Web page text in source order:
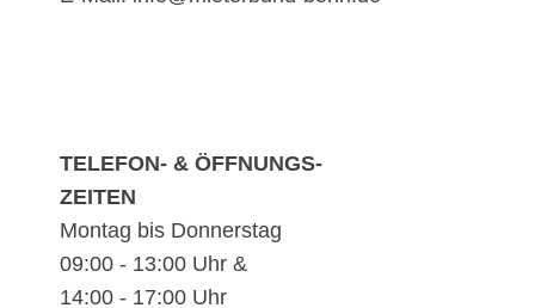
TELEFON- & ÖFFNUNGS-
ZEITEN
Montag bis Donnerstag
09:00 - 13:00 Uhr &
14:00 - 17:00 Uhr